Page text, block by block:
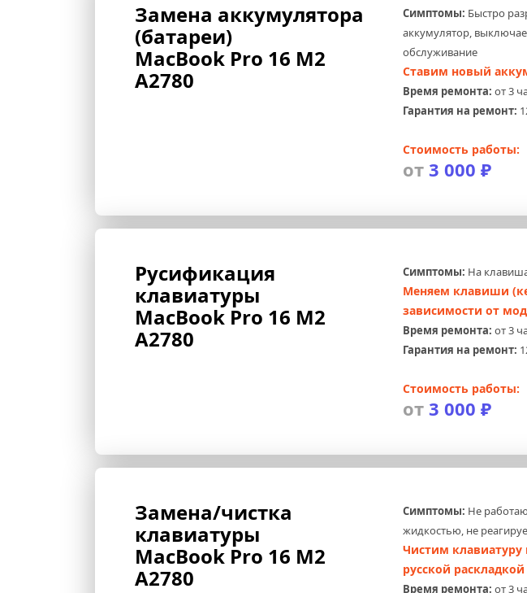
Замена аккумулятора
(батареи)
MacBook Pro 16 M2
A2780
Симптомы: Быстро
аккумулятор,
обслуживание
Ставим новый
Время ремонта: от 3
Гарантия на ремонт:
Стоимость работы:
от 3 000 ₽
Русификация
клавиатуры
MacBook Pro 16 M2
A2780
Симптомы: На
Меняем клавиши
зависимости от
Время ремонта: от 3
Гарантия на ремонт:
Стоимость работы:
от 3 000 ₽
Замена/чистка
клавиатуры
MacBook Pro 16 M2
A2780
Симптомы: Не
жидкостью, не
Чистим
русской раскладкой
Время ремонта: от 3